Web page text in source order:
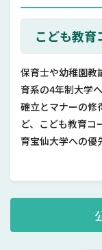
こども教育
保育士や幼稚園教
育系の4年制大学
確立とマナーの修
ど、こども教育コ
育宝仙大学への優